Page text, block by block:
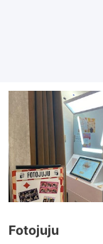
Fotojuju